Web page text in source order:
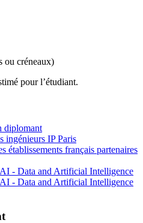
ou créneaux)
pour l’étudiant.
diplomant
ingénieurs IP Paris
établissements français partenaires
- Data and Artificial Intelligence
- Data and Artificial Intelligence